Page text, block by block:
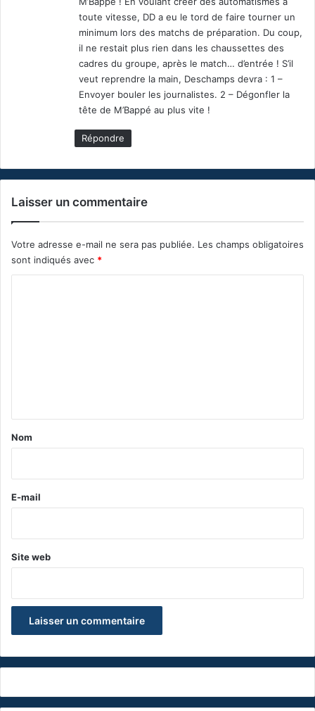
toute vitesse, DD a eu le tord de faire tourner un
minimum lors des matchs de préparation. Du coup,
il ne restait plus rien dans les chaussettes des
cadres du groupe, après le match… d’entrée ! S’il
veut reprendre la main, Deschamps devra : 1 –
Envoyer bouler les journalistes. 2 – Dégonfler la
tête de M’Bappé au plus vite !
Répondre
Laisser un commentaire
Votre adresse e-mail ne sera pas publiée. Les champs obligatoires
sont indiqués avec *
a
e
Nom
E-mail
Site web